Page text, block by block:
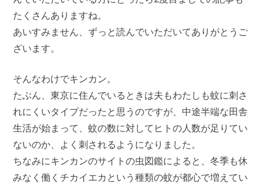
たくさんありますね。
あいすみません、ずっと読んでいただいてありがとうご
ざいます。
そんなわけでキンカン。
たぶん、東京に住んでいるときは夫もわたしも蚊に刺さ
れにくいタイプだったと思うのですが、中途半端な田舎
生活が始まって、蚊の数に対してヒトの人数が足りてい
ないのか、よく刺されるようになりました。
ちなみにキンカンのサイトの虫図鑑によると、冬季も休
みなく働くチカイエカという種類の蚊が都心で増えてい